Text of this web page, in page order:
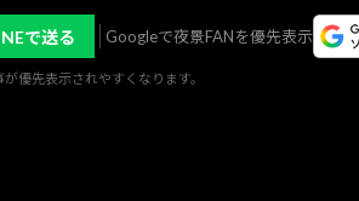
で送る Googleで夜景FANを優先表示
優先表示されやすくなります。